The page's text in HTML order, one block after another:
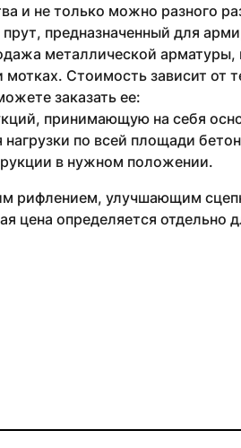
и не только можно разного
предназначенный для
металлической арматуры,
Стоимость зависит от
заказать ее:
принимающую на себя
по всей площади
в нужном положении.
рифлением, улучшающим
определяется отдельно